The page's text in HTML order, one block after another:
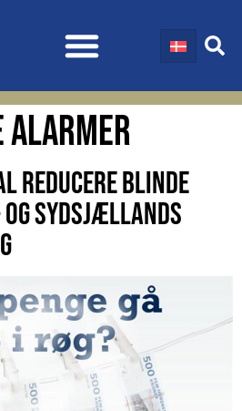
REDUCERE BLINDE
SYDSJÆLLANDS